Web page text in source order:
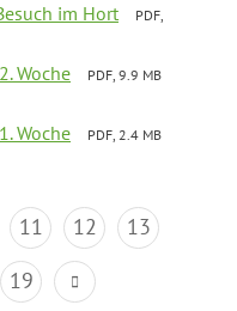
im Hort
PDF,
Woche
PDF, 9.9 MB
Woche
PDF, 2.4 MB
11 12
13
19